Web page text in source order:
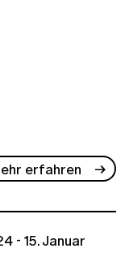
erfahren
- 15. Januar